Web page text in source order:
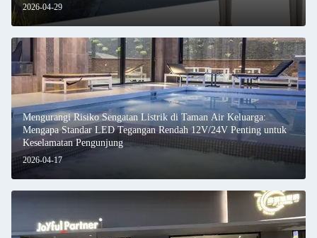
2026-04-29
2026-04-17
Mengurangi Risiko Sengatan Listrik di Taman Air Keluarga:
Mengapa Standar LED Tegangan Rendah 12V/24V Penting untuk
Keselamatan Pengunjung